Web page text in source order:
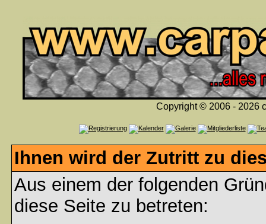
Copyright © 2006 - 2026
Ihnen wird der Zutritt zu
Aus einem der folgenden
diese Seite zu betreten: